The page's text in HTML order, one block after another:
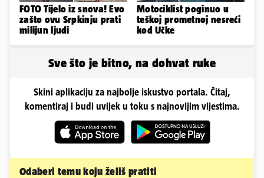
FOTO Tijelo iz snova! Evo
zašto ovu Srpkinju prati
milijun ljudi
Motociklist poginuo u
teškoj prometnoj nesreći
kod Učke
Sve što je bitno, na dohvat ruke
Skini aplikaciju za najbolje iskustvo portala. Čitaj,
komentiraj i budi uvijek u toku s najnovijim vijestima.
Odaberi temu koju želiš pratiti